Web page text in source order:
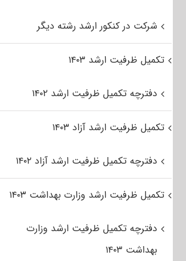
شرکت در کنکور ارشد رشته دیگر
تکمیل ظرفیت ارشد ۱۴۰۳
دفترچه تکمیل ظرفیت ارشد ۱۴۰۲
تکمیل ظرفیت ارشد آزاد ۱۴۰۳
دفترچه تکمیل ظرفیت ارشد آزاد ۱۴۰۲
تکمیل ظرفیت ارشد وزارت بهداشت ۱۴۰۳
دفترچه تکمیل ظرفیت ارشد وزارت
بهداشت ۱۴۰۳